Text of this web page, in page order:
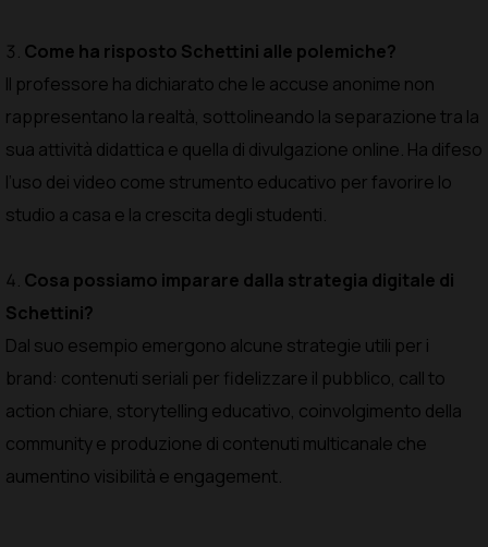
Come ha risposto Schettini alle polemiche?
Il professore ha dichiarato che le accuse anonime non
rappresentano la realtà, sottolineando la separazione tra la
sua attività didattica e quella di divulgazione online. Ha difeso
l’uso dei video come strumento educativo per favorire lo
studio a casa e la crescita degli studenti.
Cosa possiamo imparare dalla strategia digitale di
Schettini?
Dal suo esempio emergono alcune strategie utili per i
brand: contenuti seriali per fidelizzare il pubblico, call to
action chiare, storytelling educativo, coinvolgimento della
community e produzione di contenuti multicanale che
aumentino visibilità e engagement.